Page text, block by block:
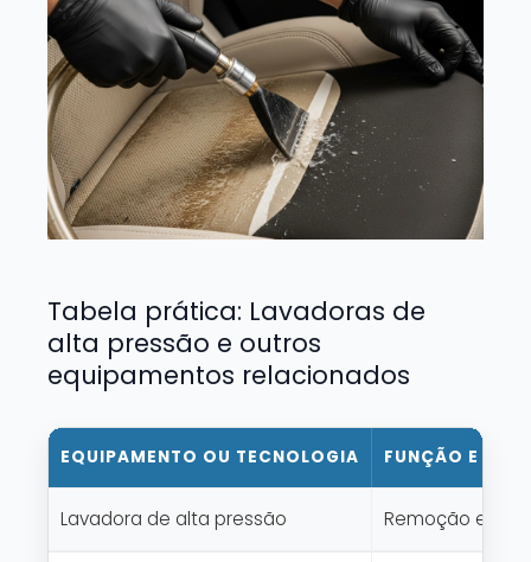
Tabela prática: Lavadoras de
alta pressão e outros
equipamentos relacionados
EQUIPAMENTO OU TECNOLOGIA FUNÇÃO E
Lavadora de alta pressão Remoção